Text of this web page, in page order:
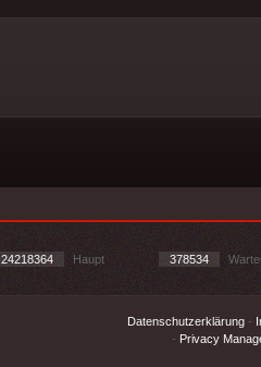
24218364 Haupt 378534
Datenschutzerklärung-
- Privacy